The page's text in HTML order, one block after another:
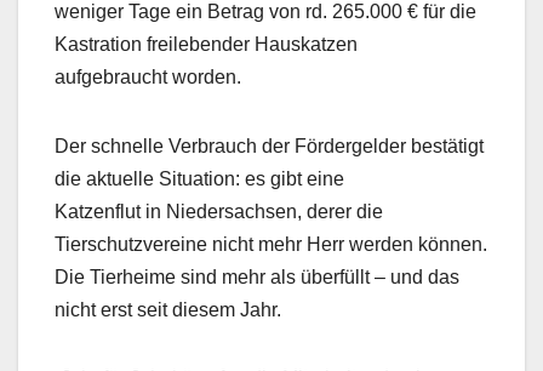
weniger Tage ein Betrag von rd. 265.000 € für die
Kastration freilebender Hauskatzen
aufgebraucht worden.
Der schnelle Verbrauch der Fördergelder bestätigt
die aktuelle Situation: es gibt eine
Katzenflut in Niedersachsen, derer die
Tierschutzvereine nicht mehr Herr werden können.
Die Tierheime sind mehr als überfüllt – und das
nicht erst seit diesem Jahr.